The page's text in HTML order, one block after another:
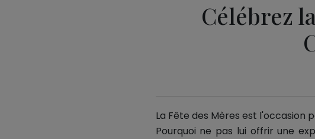
Célébrez
La Fête des Mères est
Pourquoi ne pas lui offrir une